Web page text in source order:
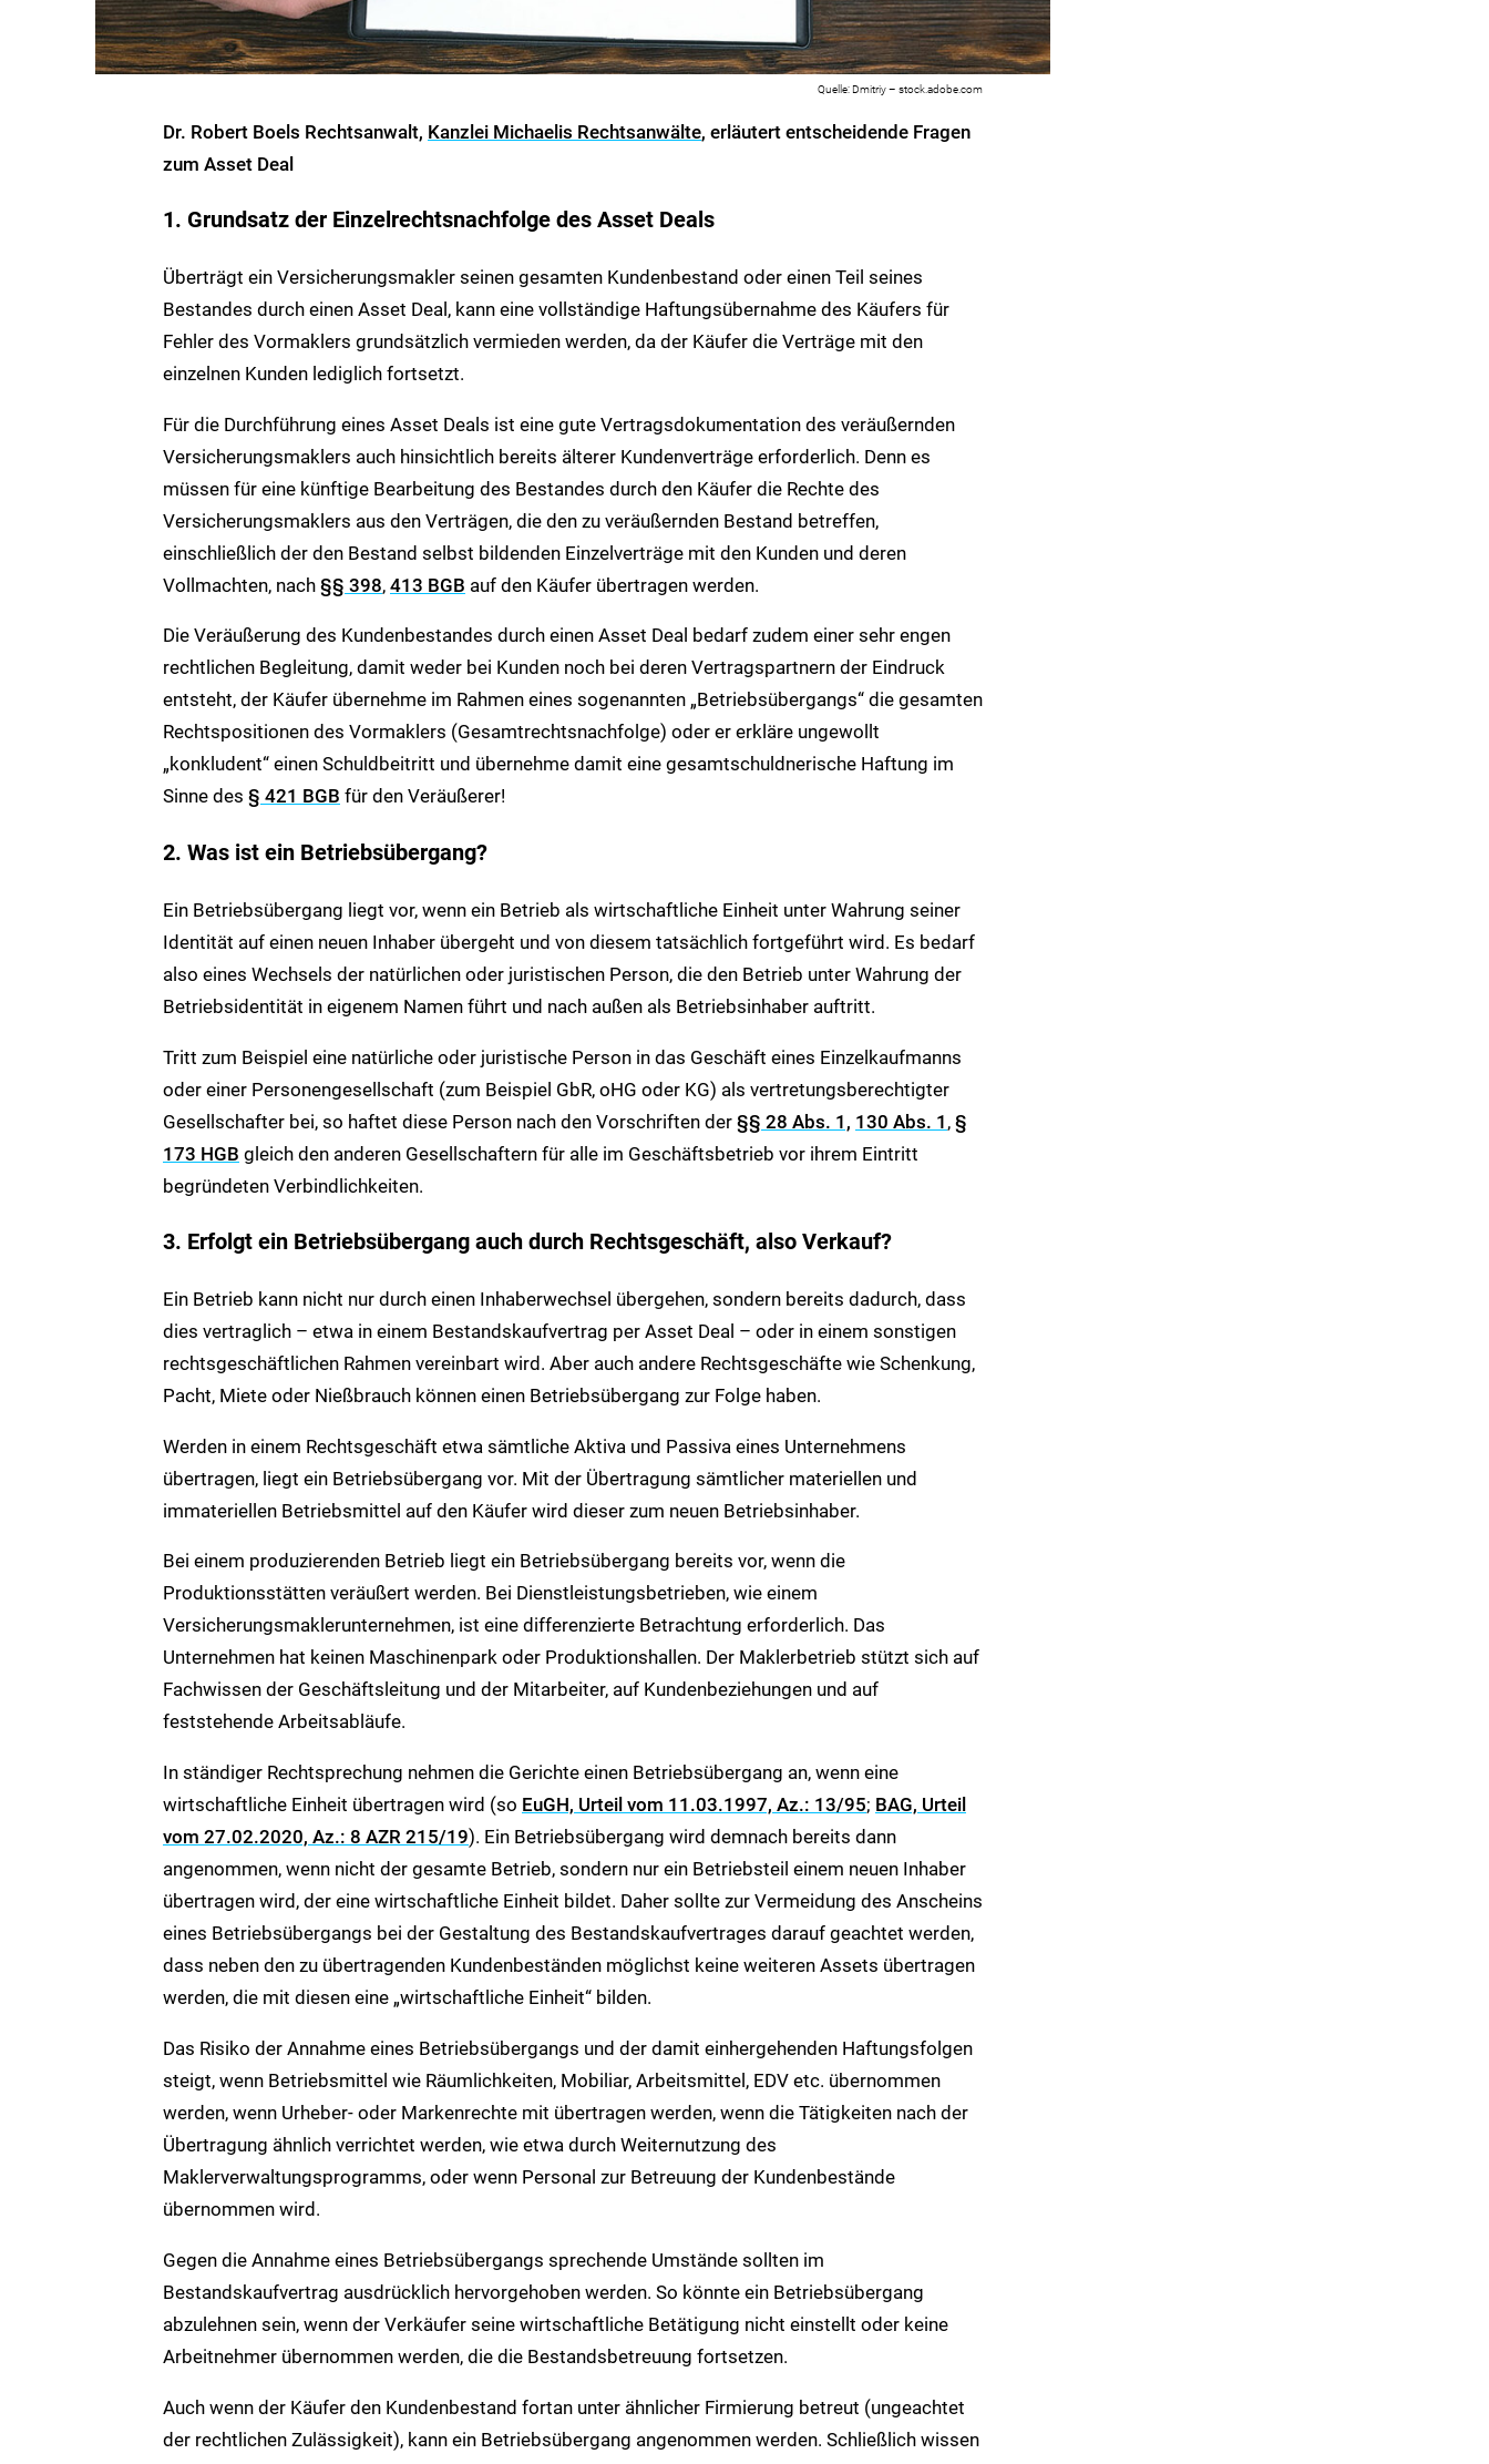
Dmitriy – stock.adobe.com
Dr. Robert Boels Rechtsanwalt, Kanzlei Michaelis Rechtsanwälte, erläutert entscheidende Fragen
zum Asset Deal
1. Grundsatz der Einzelrechtsnachfolge des Asset Deals
Überträgt ein Versicherungsmakler seinen gesamten Kundenbestand oder einen Teil seines
Bestandes durch einen Asset Deal, kann eine vollständige Haftungsübernahme des Käufers für
Fehler des Vormaklers grundsätzlich vermieden werden, da der Käufer die Verträge mit den
einzelnen Kunden lediglich fortsetzt.
Für die Durchführung eines Asset Deals ist eine gute Vertragsdokumentation des veräußernden
Versicherungsmaklers auch hinsichtlich bereits älterer Kundenverträge erforderlich. Denn es
müssen für eine künftige Bearbeitung des Bestandes durch den Käufer die Rechte des
Versicherungsmaklers aus den Verträgen, die den zu veräußernden Bestand betreffen,
einschließlich der den Bestand selbst bildenden Einzelverträge mit den Kunden und deren
Vollmachten, nach §§ 398, 413 BGB auf den Käufer übertragen werden.
Die Veräußerung des Kundenbestandes durch einen Asset Deal bedarf zudem einer sehr engen
rechtlichen Begleitung, damit weder bei Kunden noch bei deren Vertragspartnern der Eindruck
entsteht, der Käufer übernehme im Rahmen eines sogenannten „Betriebsübergangs“ die gesamten
Rechtspositionen des Vormaklers (Gesamtrechtsnachfolge) oder er erkläre ungewollt
„konkludent“ einen Schuldbeitritt und übernehme damit eine gesamtschuldnerische Haftung im
Sinne des § 421 BGB für den Veräußerer!
2. Was ist ein Betriebsübergang?
Ein Betriebsübergang liegt vor, wenn ein Betrieb als wirtschaftliche Einheit unter Wahrung seiner
Identität auf einen neuen Inhaber übergeht und von diesem tatsächlich fortgeführt wird. Es bedarf
also eines Wechsels der natürlichen oder juristischen Person, die den Betrieb unter Wahrung der
Betriebsidentität in eigenem Namen führt und nach außen als Betriebsinhaber auftritt.
Tritt zum Beispiel eine natürliche oder juristische Person in das Geschäft eines Einzelkaufmanns
oder einer Personengesellschaft (zum Beispiel GbR, oHG oder KG) als vertretungsberechtigter
Gesellschafter bei, so haftet diese Person nach den Vorschriften der §§ 28 Abs. 1, 130 Abs. 1 , §
173 HGB gleich den anderen Gesellschaftern für alle im Geschäftsbetrieb vor ihrem Eintritt
begründeten Verbindlichkeiten.
3. Erfolgt ein Betriebsübergang auch durch Rechtsgeschäft, also Verkauf?
Ein Betrieb kann nicht nur durch einen Inhaberwechsel übergehen, sondern bereits dadurch, dass
dies vertraglich – etwa in einem Bestandskaufvertrag per Asset Deal – oder in einem sonstigen
rechtsgeschäftlichen Rahmen vereinbart wird. Aber auch andere Rechtsgeschäfte wie Schenkung,
Pacht, Miete oder Nießbrauch können einen Betriebsübergang zur Folge haben.
Werden in einem Rechtsgeschäft etwa sämtliche Aktiva und Passiva eines Unternehmens
übertragen, liegt ein Betriebsübergang vor. Mit der Übertragung sämtlicher materiellen und
immateriellen Betriebsmittel auf den Käufer wird dieser zum neuen Betriebsinhaber.
Bei einem produzierenden Betrieb liegt ein Betriebsübergang bereits vor, wenn die
Produktionsstätten veräußert werden. Bei Dienstleistungsbetrieben, wie einem
Versicherungsmaklerunternehmen, ist eine differenzierte Betrachtung erforderlich. Das
Unternehmen hat keinen Maschinenpark oder Produktionshallen. Der Maklerbetrieb stützt sich auf
Fachwissen der Geschäftsleitung und der Mitarbeiter, auf Kundenbeziehungen und auf
feststehende Arbeitsabläufe.
In ständiger Rechtsprechung nehmen die Gerichte einen Betriebsübergang an, wenn eine
wirtschaftliche Einheit übertragen wird (so EuGH, Urteil vom 11.03.1997, Az.: 13/95; BAG, Urteil
vom 27.02.2020, Az.: 8 AZR 215/19). Ein Betriebsübergang wird demnach bereits dann
angenommen, wenn nicht der gesamte Betrieb, sondern nur ein Betriebsteil einem neuen Inhaber
übertragen wird, der eine wirtschaftliche Einheit bildet. Daher sollte zur Vermeidung des Anscheins
eines Betriebsübergangs bei der Gestaltung des Bestandskaufvertrages darauf geachtet werden,
dass neben den zu übertragenden Kundenbeständen möglichst keine weiteren Assets übertragen
werden, die mit diesen eine „wirtschaftliche Einheit“ bilden.
Das Risiko der Annahme eines Betriebsübergangs und der damit einhergehenden Haftungsfolgen
steigt, wenn Betriebsmittel wie Räumlichkeiten, Mobiliar, Arbeitsmittel, EDV etc. übernommen
werden, wenn Urheber- oder Markenrechte mit übertragen werden, wenn die Tätigkeiten nach der
Übertragung ähnlich verrichtet werden, wie etwa durch Weiternutzung des
Maklerverwaltungsprogramms, oder wenn Personal zur Betreuung der Kundenbestände
übernommen wird.
Gegen die Annahme eines Betriebsübergangs sprechende Umstände sollten im
Bestandskaufvertrag ausdrücklich hervorgehoben werden. So könnte ein Betriebsübergang
abzulehnen sein, wenn der Verkäufer seine wirtschaftliche Betätigung nicht einstellt oder keine
Arbeitnehmer übernommen werden, die die Bestandsbetreuung fortsetzen.
Auch wenn der Käufer den Kundenbestand fortan unter ähnlicher Firmierung betreut (ungeachtet
der rechtlichen Zulässigkeit), kann ein Betriebsübergang angenommen werden. Schließlich wissen